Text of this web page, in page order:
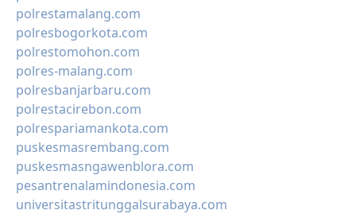
polrestamalang.com
polresbogorkota.com
polrestomohon.com
polres-malang.com
polresbanjarbaru.com
polrestacirebon.com
polrespariamankota.com
puskesmasrembang.com
puskesmasngawenblora.com
pesantrenalamindonesia.com
universitastritunggalsurabaya.com